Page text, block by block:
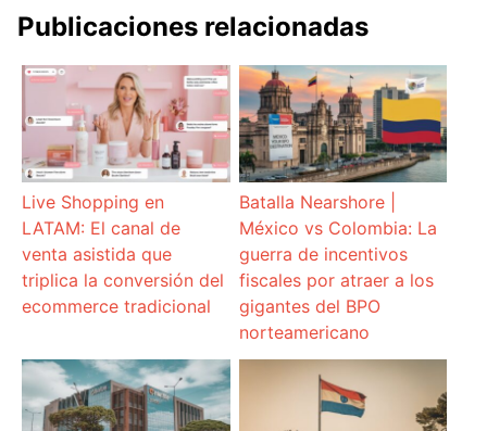
Publicaciones relacionadas
Live Shopping en
LATAM: El canal de
venta asistida que
triplica la conversión del
ecommerce tradicional
Batalla Nearshore |
México vs Colombia: La
guerra de incentivos
fiscales por atraer a los
gigantes del BPO
norteamericano